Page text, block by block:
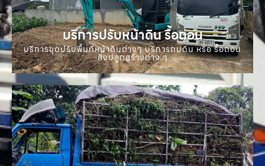
บริการปรับหน้าดิน รื้อถอน
บริการขุดปรับพื้นที่หน้าดินต่างๆ บริการถมดิน หรือ รื้อถอน
สิ่งปลูกสร้างต่าง ๆ